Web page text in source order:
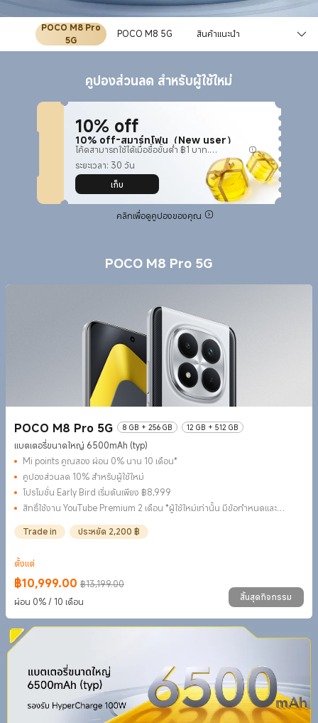
POCO M8 Pro
5G
POCO M8 5G สินค้าแนะนำ
คูปองส่วนลด สำหรับผู้ใช้ใหม่
10% off
10% off-สมาร์ทโฟน（New user）
โค้ดสามารถใช้ได้เมื่อซื้อขั้นต่ำ ฿1 บาท.
ประหยัดมากถึง ฿2,000 บาท. ใช้ได้กับสินค้าที่
กำหนด
เก็บ
คลิกเพื่อดูคูปองของคุณ
POCO M8 Pro 5G
POCO M8 Pro 5G 8 GB + 256 GB 12 GB + 512 GB
แบตเตอรี่ขนาดใหญ่ 6500mAh (typ)
Mi points คูณสอง ผ่อน 0% นาน 10 เดือน*
คูปองส่วนลด 10% สำหรับผู้ใช้ใหม่
โปรโมชั่น Early Bird เริ่มต้นเพียง ฿8,999
สิทธิ์ใช้งาน YouTube Premium 2 เดือน *ผู้ใช้ใหม่เท่านั้น มีข้อกำหนดและ
Trade in
ประหยัด 2,200 ฿
ตั้งแต่
฿10,999.00
Current Price ฿10999
฿13,199.00
ราคาโปรโมชั่น ฿13,199.00
ผ่อน 0% / 10 เดือน สิ้นสุดกิจกรรม